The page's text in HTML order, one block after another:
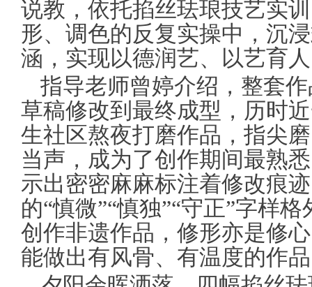
说教，依托掐丝珐琅技艺实
形、调色的反复实操中，沉
涵，实现以德润艺、以艺育
指导老师曾婷介绍，整套
草稿修改到最终成型，历时
生社区熬夜打磨作品，指尖
当声，成为了创作期间最熟
示出密密麻麻标注着修改痕
的“慎微”“慎独”“守正”字样
创作非遗作品，修形亦是修
能做出有风骨、有温度的作